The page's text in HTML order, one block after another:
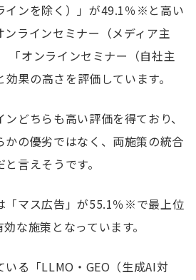
インを除く）」が49.1％※と高い
ラインセミナー（メディア主
「オンラインセミナー（自社主
果の高さを評価しています。
どちらも高い評価を得ており、
かの優劣ではなく、両施策の統合
言えそうです。
「マス広告」が55.1％※で最上位
な施策となっています。
いる「LLMO ・ GEO （生成AI対